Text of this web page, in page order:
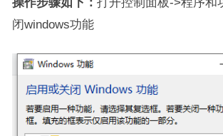
闭windows功能